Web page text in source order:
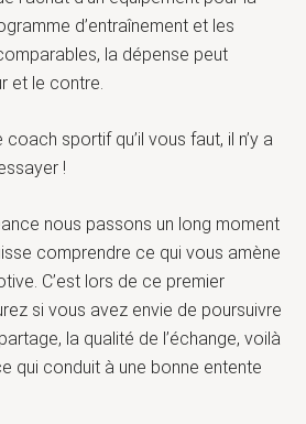
d’entraînement et les
la dépense peut
et le contre.
sportif qu’il vous faut, il n’y a
!
nous passons un long moment
comprendre ce qui vous amène
C’est lors de ce premier
si vous avez envie de poursuivre
la qualité de l’échange, voilà
qui conduit à une bonne entente